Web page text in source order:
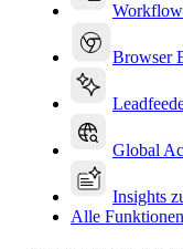
Browser
Global
Insights
Alle